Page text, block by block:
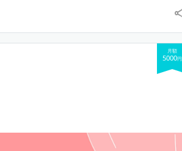
月１）
セージカード（月１）
期）
期間12ヵ月毎）
（継続期間6ヵ月特典）
月１）
月額
5000円